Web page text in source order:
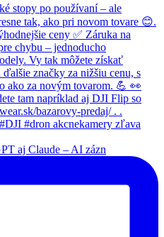
aj Claude – AI zázn